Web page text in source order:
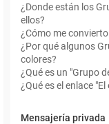
¿Donde están los
ellos?
¿Cómo me
¿Por qué algunos
colores?
¿Qué es un "Grupo
¿Qué es el enlace "El
Mensajería privada